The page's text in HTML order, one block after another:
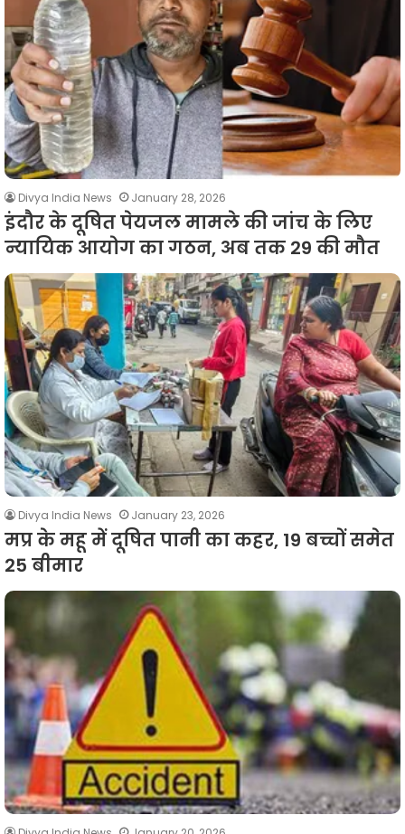
Divya India News January 28, 2026
इंदौर के दूषित पेयजल मामले की जांच के लिए
न्यायिक आयोग का गठन, अब तक 29 की मौत
Divya India News January 23, 2026
मप्र के महू में दूषित पानी का कहर, 19 बच्चों समेत
25 बीमार